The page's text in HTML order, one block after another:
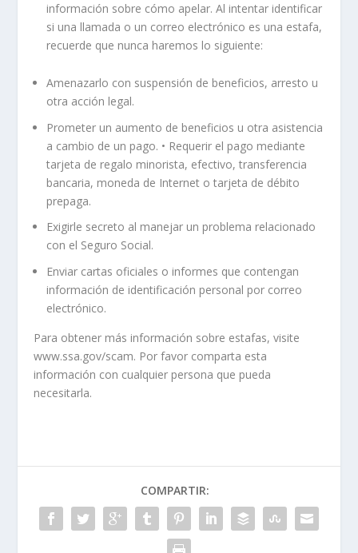
información sobre cómo apelar. Al intentar identificar
si una llamada o un correo electrónico es una estafa,
recuerde que nunca haremos lo siguiente:
Amenazarlo con suspensión de beneficios, arresto u
otra acción legal.
Prometer un aumento de beneficios u otra asistencia
a cambio de un pago. • Requerir el pago mediante
tarjeta de regalo minorista, efectivo, transferencia
bancaria, moneda de Internet o tarjeta de débito
prepaga.
Exigirle secreto al manejar un problema relacionado
con el Seguro Social.
Enviar cartas oficiales o informes que contengan
información de identificación personal por correo
electrónico.
Para obtener más información sobre estafas, visite
www.ssa.gov/scam. Por favor comparta esta
información con cualquier persona que pueda
necesitarla.
COMPARTIR: